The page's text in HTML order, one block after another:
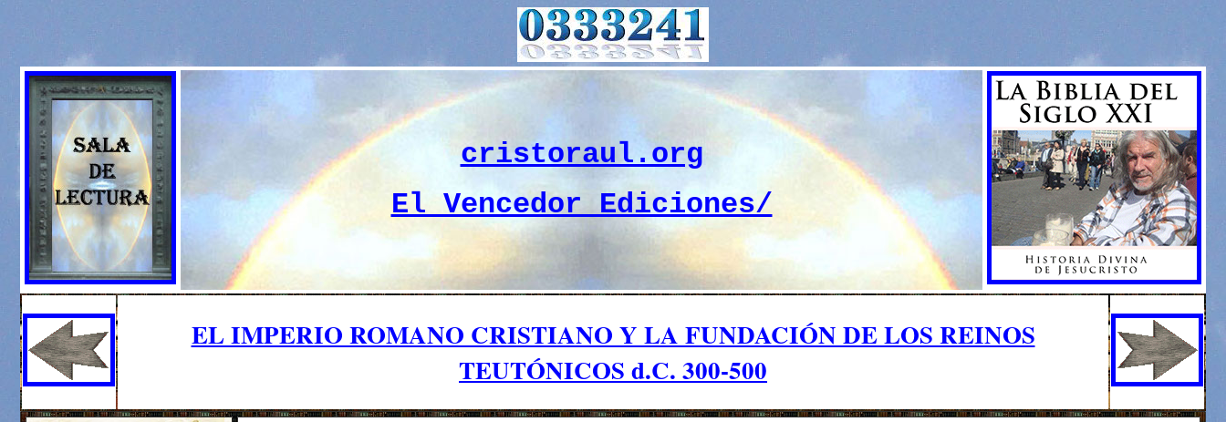
cristoraul.org
El Vencedor Ediciones/
EL IMPERIO ROMANO CRISTIANO Y LA FUNDACIÓN DE LOS REINOS
TEUTÓNICOS d.C. 300-500